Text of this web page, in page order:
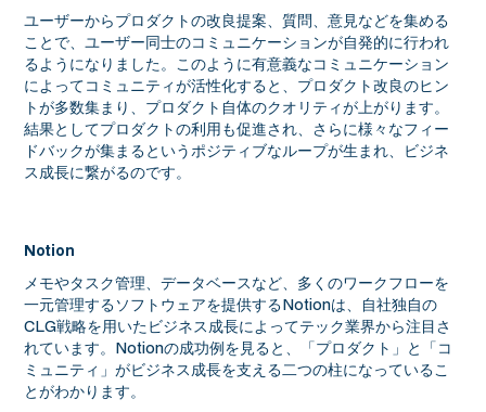
ユーザーからプロダクトの改良提案、質問、意見などを集める
ことで、ユーザー同士のコミュニケーションが自発的に行われ
るようになりました。このように有意義なコミュニケーション
によってコミュニティが活性化すると、プロダクト改良のヒン
トが多数集まり、プロダクト自体のクオリティが上がります。
結果としてプロダクトの利用も促進され、さらに様々なフィー
ドバックが集まるというポジティブなループが生まれ、ビジネ
ス成長に繋がるのです。
Notion
メモやタスク管理、データベースなど、多くのワークフローを
一元管理するソフトウェアを提供するNotionは、自社独自の
CLG戦略を用いたビジネス成長によってテック業界から注目さ
れています。Notionの成功例を見ると、「プロダクト」と「コ
ミュニティ」がビジネス成長を支える二つの柱になっているこ
とがわかります。